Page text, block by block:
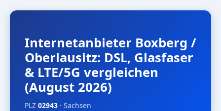
Internetanbieter Boxberg /
Oberlausitz: DSL, Glasfaser
& LTE/5G vergleichen
(August 2026)
PLZ 02943 · Sachsen